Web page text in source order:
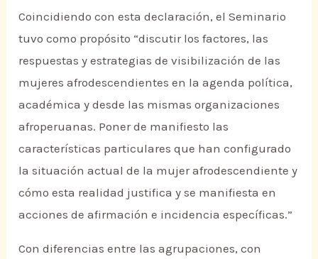
Coincidiendo con esta declaración, el Seminario
tuvo como propósito “discutir los factores, las
respuestas y estrategias de visibilización de las
mujeres afrodescendientes en la agenda política,
académica y desde las mismas organizaciones
afroperuanas. Poner de manifiesto las
características particulares que han configurado
la situación actual de la mujer afrodescendiente y
cómo esta realidad justifica y se manifiesta en
acciones de afirmación e incidencia específicas.”
Con diferencias entre las agrupaciones, con